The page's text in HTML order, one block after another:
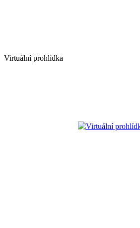
Virtuální prohlídka
Virtuální